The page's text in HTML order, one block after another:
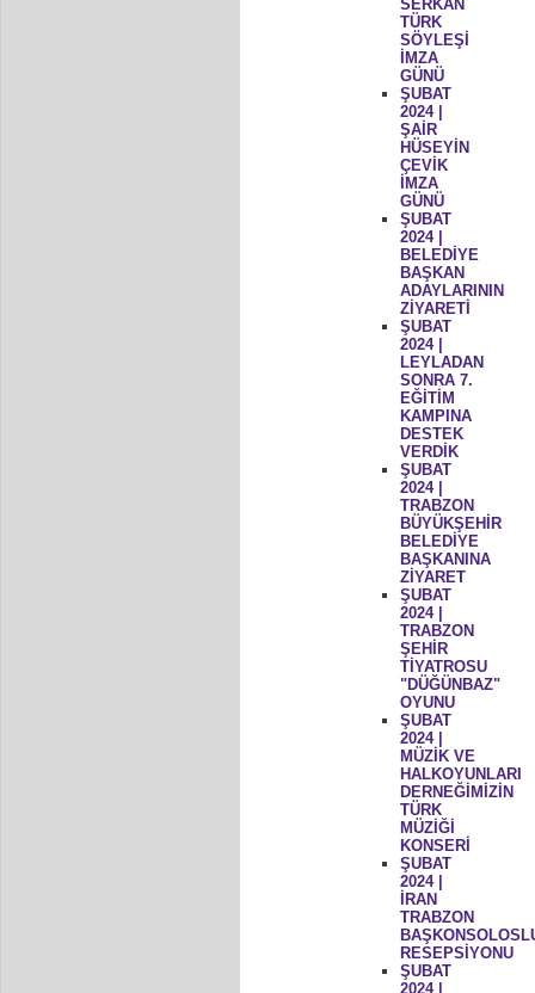
SERKAN
TÜRK
SÖYLEŞİ
İMZA
GÜNÜ
ŞUBAT
2024 |
ŞAİR
HÜSEYİN
ÇEVİK
İMZA
GÜNÜ
ŞUBAT
2024 |
BELEDİYE
BAŞKAN
ADAYLARININ
ZİYARETİ
ŞUBAT
2024 |
LEYLADAN
SONRA 7.
EĞİTİM
KAMPINA
DESTEK
VERDİK
ŞUBAT
2024 |
TRABZON
BÜYÜKŞEHİR
BELEDİYE
BAŞKANINA
ZİYARET
ŞUBAT
2024 |
TRABZON
ŞEHİR
TİYATROSU
"DÜĞÜNBAZ"
OYUNU
ŞUBAT
2024 |
MÜZİK VE
HALKOYUNLARI
DERNEĞİMİZİN
TÜRK
MÜZİĞİ
KONSERİ
ŞUBAT
2024 |
İRAN
TRABZON
RESEPSİYONU
ŞUBAT
2024 |